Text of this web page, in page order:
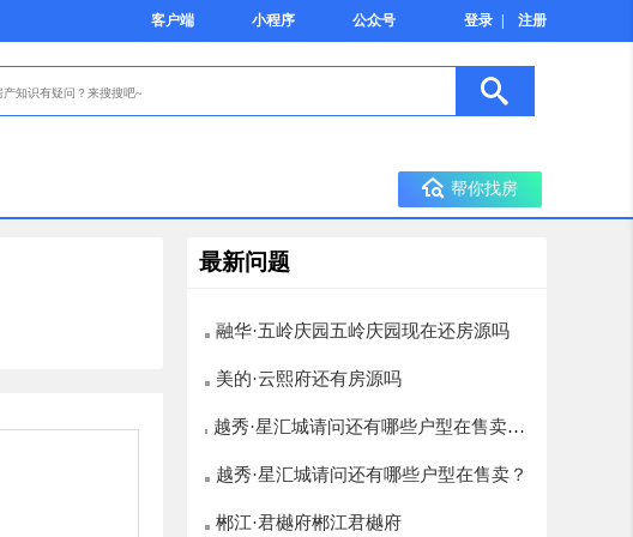
客户端 小程序 公众号 登录 注册
帮你找房
最新问题
融华·五岭庆园五岭庆园现在还房源吗
美的·云熙府还有房源吗
越秀·星汇城请问还有哪些户型在售卖？
楼层选择有哪些，12层以上的有哪些
越秀·星汇城请问还有哪些户型在售卖？
郴江·君樾府郴江君樾府